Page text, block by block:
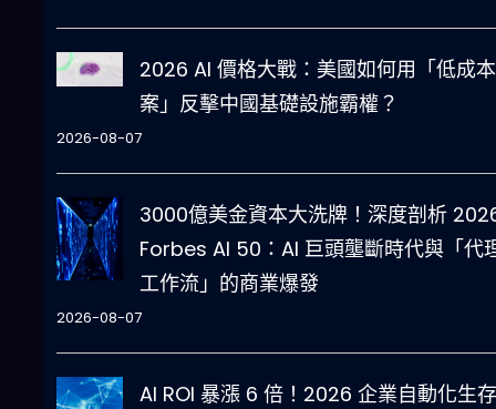
2026 AI 價格大戰：美國如何用「低成
案」反擊中國基礎設施霸權？
2026-08-07
3000億美金資本大洗牌！深度剖析
Forbes AI 50：AI 巨頭壟斷時代與「代
工作流」的商業爆發
2026-08-07
AI ROI 暴漲 6 倍！2026 企業自動化生